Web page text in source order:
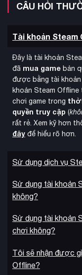
CÂU HỎI
Tài khoản Steam
Đây là tài khoản
đã mua game bản
được bằng tài khoản
khoản Steam
chơi game trong
quyền truy cập (
rất rẻ. Xem kỹ hơn
đây để hiểu rõ hơn.
Sử dụng dịch vụ
Sử dụng tài khoản
không?
Sử dụng tài khoản
chơi không?
Tôi sẽ nhận được
Offline?